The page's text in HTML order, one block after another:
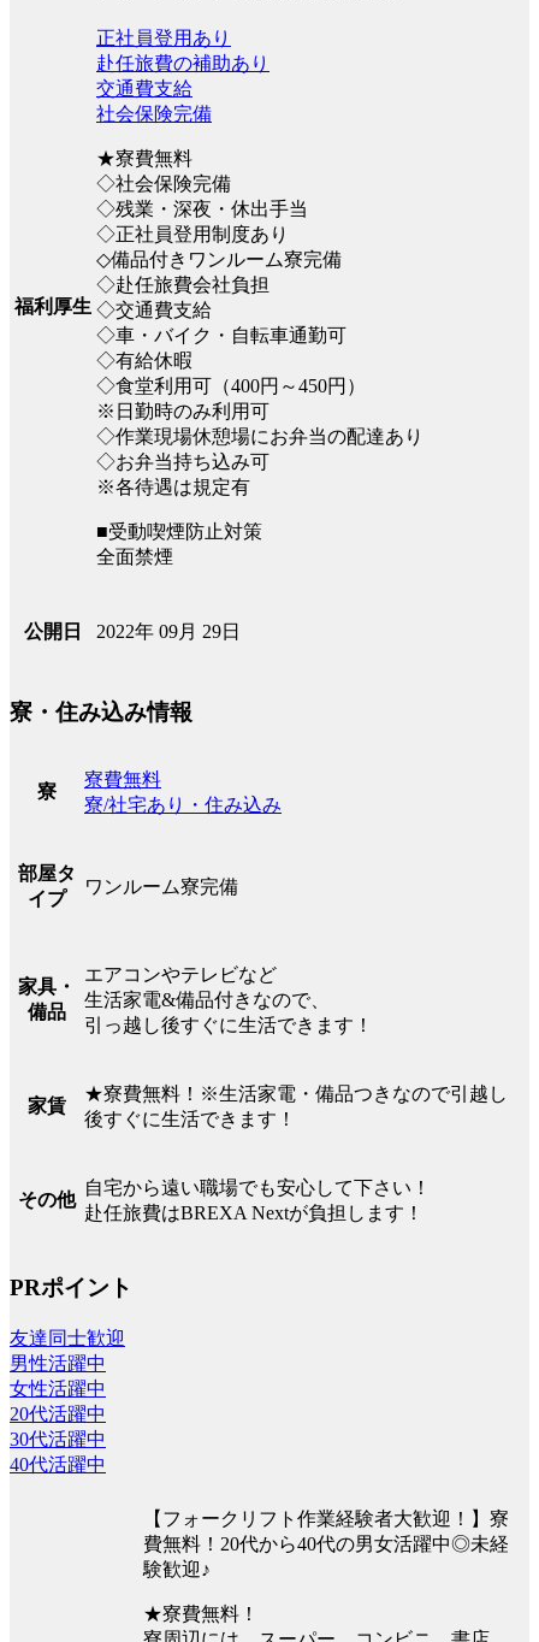
福利厚生
正社員登用あり
赴任旅費の補助あり
交通費支給
社会保険完備
★寮費無料
◇社会保険完備
◇残業・深夜・休出手当
◇正社員登用制度あり
◇備品付きワンルーム寮完備
◇赴任旅費会社負担
◇交通費支給
◇車・バイク・自転車通勤可
◇有給休暇
◇食堂利用可（400円～450円）
※日勤時のみ利用可
◇作業現場休憩場にお弁当の配達あり
◇お弁当持ち込み可
※各待遇は規定有
■受動喫煙防止対策
全面禁煙
公開日 2022年 09月 29日
寮・住み込み情報
寮
寮費無料
寮/社宅あり・住み込み
部屋タ
イプ
ワンルーム寮完備
家具・
備品
エアコンやテレビなど
生活家電&備品付きなので、
引っ越し後すぐに生活できます！
家賃
★寮費無料！※生活家電・備品つきなので引越し
後すぐに生活できます！
その他
自宅から遠い職場でも安心して下さい！
赴任旅費はBREXA Nextが負担します！
PRポイント
友達同士歓迎
男性活躍中
女性活躍中
20代活躍中
30代活躍中
40代活躍中
【フォークリフト作業経験者大歓迎！】寮
費無料！20代から40代の男女活躍中◎未経
験歓迎♪
★寮費無料！